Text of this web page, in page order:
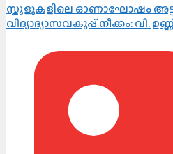
സ്കൂളുകളിലെ ഓണാഘോഷം
വിദ്യാഭ്യാസവകുപ്പ് നീക്കം: വി.